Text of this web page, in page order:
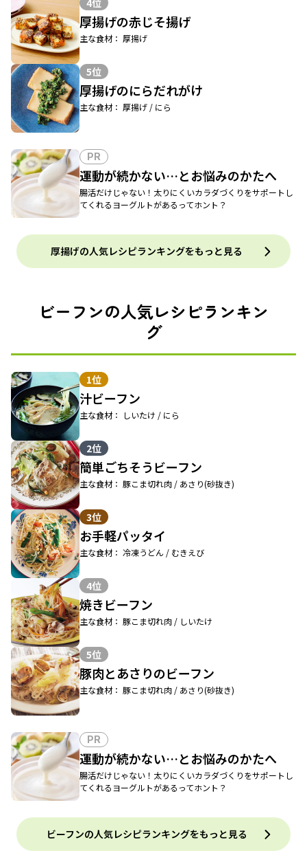
4位
厚揚げの赤じそ揚げ
主な食材： 厚揚げ
5位
厚揚げのにらだれがけ
主な食材： 厚揚げ / にら
PR
運動が続かない…とお悩みのかたへ
腸活だけじゃない！太りにくいカラダづくりをサポートし
てくれるヨーグルトがあるってホント？
厚揚げの人気レシピランキングをもっと見る
ビーフンの人気レシピランキン
グ
1位
汁ビーフン
主な食材： しいたけ / にら
2位
簡単ごちそうビーフン
主な食材： 豚こま切れ肉 / あさり(砂抜き)
3位
お手軽パッタイ
主な食材： 冷凍うどん / むきえび
4位
焼きビーフン
主な食材： 豚こま切れ肉 / しいたけ
5位
豚肉とあさりのビーフン
主な食材： 豚こま切れ肉 / あさり(砂抜き)
PR
運動が続かない…とお悩みのかたへ
腸活だけじゃない！太りにくいカラダづくりをサポートし
てくれるヨーグルトがあるってホント？
ビーフンの人気レシピランキングをもっと見る